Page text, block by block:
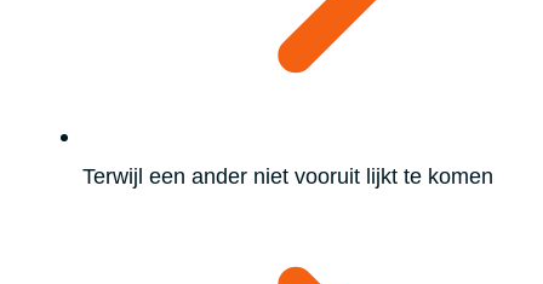
Terwijl een ander niet vooruit lijkt te komen